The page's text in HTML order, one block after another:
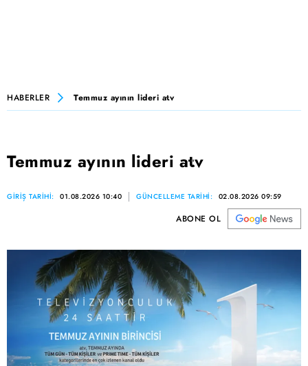
HABERLER Temmuz ayının lideri atv
Temmuz ayının lideri atv
GİRİŞ TARİHİ: 01.08.2026 10:40 GÜNCELLEME TARİHİ: 02.08.2026 09:59
ABONE OL